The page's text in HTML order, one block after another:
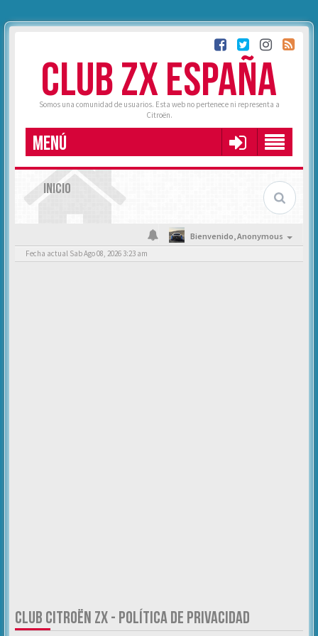
CLUB ZX ESPAÑA
Somos una comunidad de usuarios. Esta web no pertenece ni representa a
Citroën.
MENÚ
INICIO
Bienvenido,Anonymous
Fecha actual Sab Ago 08, 2026 3:23 am
CLUB CITROËN ZX - POLÍTICA DE PRIVACIDAD